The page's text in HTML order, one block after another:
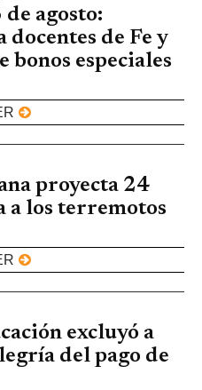
agosto:
docentes de Fe y
bonos especiales
proyecta 24
a los terremotos
excluyó a
del pago de